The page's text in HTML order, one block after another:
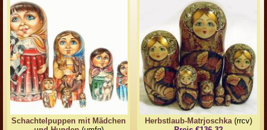
Schachtelpuppen mit Mädchen
Herbstlaub-Matrjoschka(rrcv)